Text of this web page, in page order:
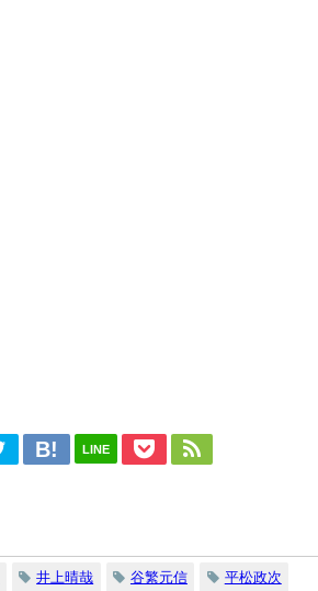
LINE
井上晴哉 谷繁元信 平松政次